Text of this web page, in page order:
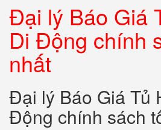
Đại lý Báo Giá
Di Động chính
nhất
Đại lý Báo Giá Tủ
Động chính sách